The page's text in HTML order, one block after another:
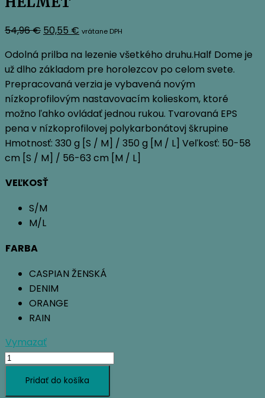
54,96€ Pôvodná
bola:
54,96 €.
50,55 € Aktuálna
je:
50,55 €.
vrátane DPH
Odolná prilba na lezenie všetkého druhu.Half Dome je
už dlho základom pre horolezcov po celom svete.
Prepracovaná verzia je vybavená novým
nízkoprofilovým nastavovacím kolieskom, ktoré
možno ľahko ovládať jednou rukou. Tvarovaná EPS
pena v nízkoprofilovej polykarbonátovj škrupine
Hmotnosť: 330 g [S / M] / 350 g [M / L] Veľkosť: 50-58
cm [S / M] / 56-63 cm [M / L]
VEĽKOSŤ
S/M
M/L
FARBA
CASPIAN ŽENSKÁ
DENIM
ORANGE
RAIN
Vymazať
množstvo
DIAMOND
Pridať do košíka